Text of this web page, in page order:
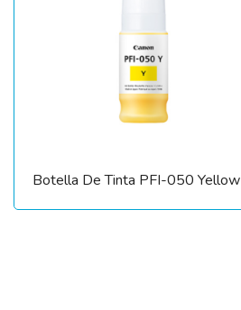
Botella De Tinta PFI-050 Yellow